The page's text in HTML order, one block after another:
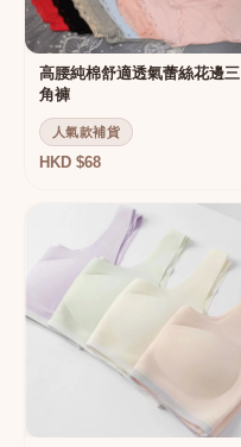
高腰純棉舒適透氣蕾絲花邊三
角褲
人氣款補貨
HKD $68